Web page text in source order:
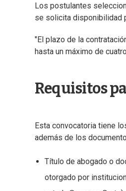
Los postulantes
se solicita disponibilidad
"El plazo de la
hasta un máximo de
Requisitos
Esta convocatoria tiene
además de los
Título de abogado o
otorgado por